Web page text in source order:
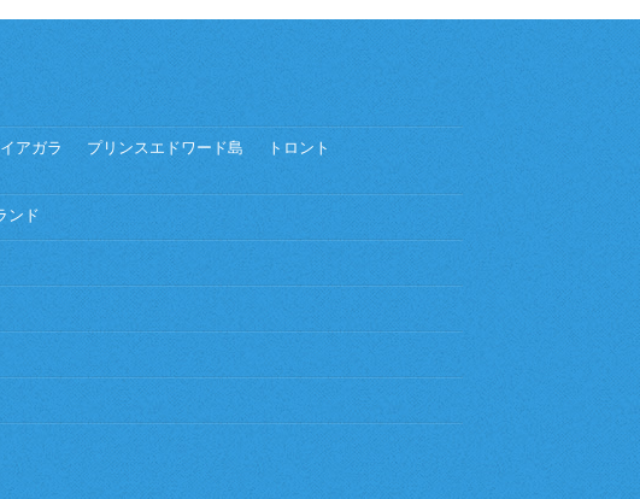
アガラ プリンスエドワード島
トロント
ンド